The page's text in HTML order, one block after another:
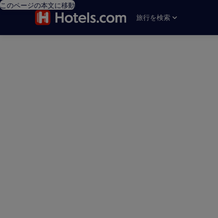
このページの本文に移動
旅行を検索